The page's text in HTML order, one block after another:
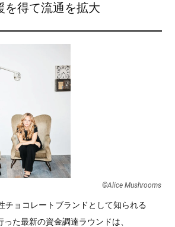
を得て流通を拡大
©Alice Mushrooms
チョコレートブランドとして知られる
た最新の資金調達ラウンドは、